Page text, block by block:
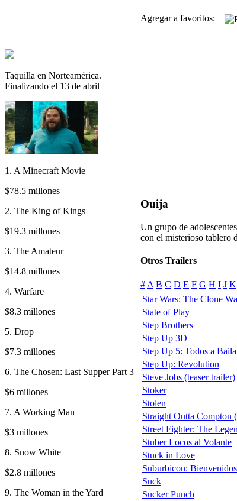
Taquilla en Norteamérica.
Finalizando el 13 de abril
1. A Minecraft Movie
$78.5 millones
2. The King of Kings
$19.3 millones
3. The Amateur
$14.8 millones
4. Warfare
$8.3 millones
5. Drop
$7.3 millones
6. The Chosen: Last Supper Part 3
$6 millones
7. A Working Man
$3 millones
8. Snow White
$2.8 millones
9. The Woman in the Yard
Agregar a favoritos:
Ouija
Un grupo de
con el misterioso tablero
Otros Trailers
# A B C D E F G H I J K
Star Wars: The Clone
State of Play
Step Brothers
Step Up 3D
Step Up 5: Todos a
Step Up: Revolution
Steve Jobs (teaser trailer)
Stoker
Stolen
Straight Outta Compton
Street Fighter: The
Stuber Locos al Volante
Stuck in Love
Suburbicon:
Suck
Sucker Punch